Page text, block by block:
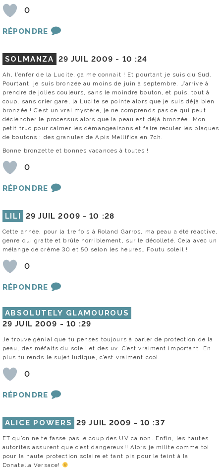
0
RÉPONDRE
SOLMANZA 29 JUIL 2009 - 10 :24
Ah, l’enfer de la Lucite, ça me connait ! Et pourtant je suis du Sud.
Pourtant, je suis bronzée au moins de juin à septembre. J’arrive à
prendre de jolies couleurs, sans le moindre bouton, et puis, tout à
coup, sans crier gare, la Lucite se pointe alors que je suis déjà bien
bronzée ! C’est un vrai mystère, je ne comprends pas ce qui peut
déclencher le processus alors que la peau est déjà bronzée… Mon
petit truc pour calmer les démangeaisons et faire reculer les plaques
de boutons : des granules de Apis Mellifica en 7ch.
Bonne bronzette et bonnes vacances à toutes !
0
RÉPONDRE
LILI 29 JUIL 2009 -10 :28
Cette année, pour la 1re fois à Roland Garros, ma peau a été réactive,
genre qui gratte et brûle horriblement, sur le décolleté. Cela avec un
mélange de crème 30 et 50 selon les heures… Foutu soleil !
0
RÉPONDRE
ABSOLUTELY GLAMOUROUS
29 JUIL 2009 - 10 :29
Je trouve génial que tu penses toujours à parler de protection de la
peau, des méfaits du soleil et des uv. C’est vraiment important. En
plus tu rends le sujet ludique, c’est vraiment cool.
0
RÉPONDRE
ALICE POWERS 29 JUIL 2009 - 10 :37
ET qu’on ne te fasse pas le coup des UV ca non. Enfin, les hautes
autorités assurent que c’est dangereux!! Alors je milite comme toi
pour la haute protection solaire et tant pis pour le teint à la
Donatella Versace!